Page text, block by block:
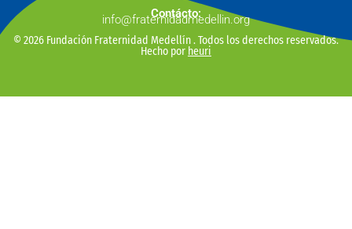
Contácto:
info@fraternidadmedellin.org
© 2026 Fundación Fraternidad Medellín . Todos los derechos reservados.
Hecho por heuri